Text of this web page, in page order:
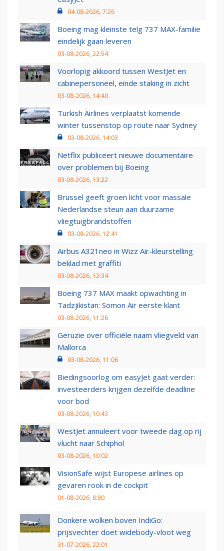
04-08-2026, 7:26
Boeing mag kleinste telg 737 MAX-familie
eindelijk gaan leveren
03-08-2026, 22:54
Voorlopig akkoord tussen WestJet en
cabinepersoneel, einde staking in zicht
03-08-2026, 14:40
Turkish Airlines verplaatst komende
winter tussenstop op route naar Sydney
03-08-2026, 14:03
Netflix publiceert nieuwe documentaire
over problemen bij Boeing
03-08-2026, 13:22
Brussel geeft groen licht voor massale
Nederlandse steun aan duurzame
vliegtuigbrandstoffen
03-08-2026, 12:41
Airbus A321neo in Wizz Air-kleurstelling
beklad met graffiti
03-08-2026, 12:34
Boeing 737 MAX maakt opwachting in
Tadzjikistan: Somon Air eerste klant
03-08-2026, 11:26
Geruzie over officiële naam vliegveld van
Mallorca
03-08-2026, 11:06
Biedingsoorlog om easyJet gaat verder:
investeerders krijgen dezelfde deadline
voor bod
03-08-2026, 10:43
WestJet annuleert voor tweede dag op rij
vlucht naar Schiphol
03-08-2026, 10:02
VisionSafe wijst Europese airlines op
gevaren rook in de cockpit
01-08-2026, 8:00
Donkere wolken boven IndiGo:
prijsvechter doet widebody-vloot weg
31-07-2026, 22:01